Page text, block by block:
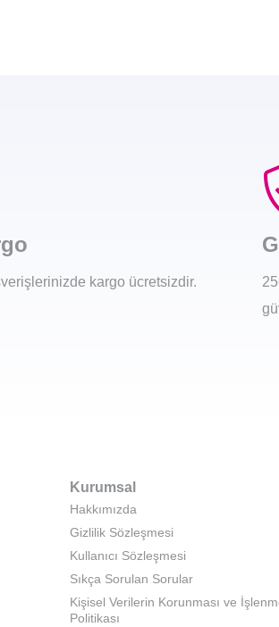
kargo ücretsizdir.
Kurumsal
Hakkımızda
Gizlilik Sözleşmesi
Kullanıcı Sözleşmesi
Sıkça Sorulan Sorular
Kişisel Verilerin Korunması ve
Politikası